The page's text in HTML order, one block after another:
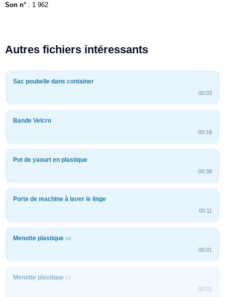
Son n° : 1 962
Autres fichiers intéressants
Sac poubelle dans container
00:03
Bande Velcro
00:18
Pot de yaourt en plastique
00:38
Porte de machine à laver le linge
00:11
Menotte plastique #2
00:01
Menotte plastique #1
00:01